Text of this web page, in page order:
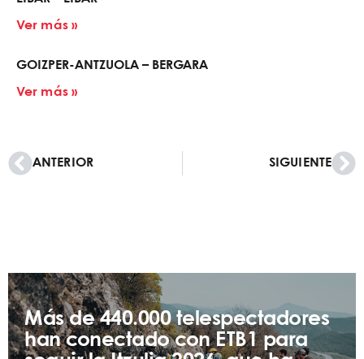
Ver más »
GOIZPER-ANTZUOLA – BERGARA
Ver más »
ANTERIOR SIGUIENTE
Más de 440.000 telespectadores
han conectado con ETB1 para